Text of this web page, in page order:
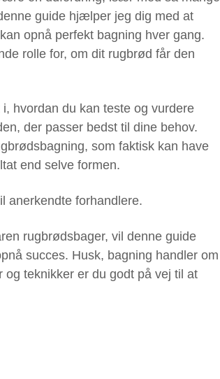
guide hjælper jeg dig med at
opnå perfekt bagning hver gang.
rolle for, om dit rugbrød får den
hvordan du kan teste og vurdere
der passer bedst til dine behov.
som faktisk kan have
end selve formen.
anerkendte forhandlere.
rugbrødsbager, vil denne guide
succes. Husk, bagning handler om
teknikker er du godt på vej til at